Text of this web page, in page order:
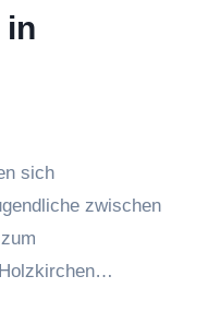
in
sich
zwischen